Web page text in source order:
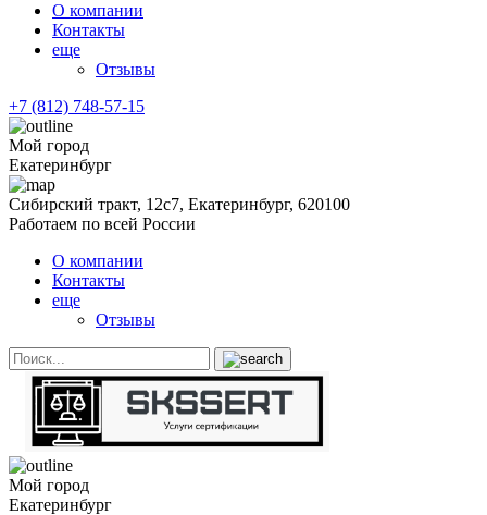
О компании
Контакты
еще
Отзывы
+7 (812) 748-57-15
Мой город
Екатеринбург
Сибирский тракт, 12с7, Екатеринбург, 620100
Работаем по всей России
О компании
Контакты
еще
Отзывы
Мой город
Екатеринбург